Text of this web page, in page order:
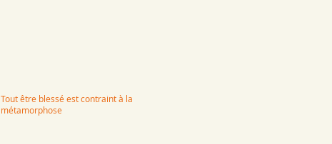
Tout être blessé est contraint à la
métamorphose